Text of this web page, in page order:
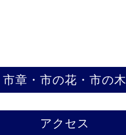
市章・市の花・市の木
アクセス